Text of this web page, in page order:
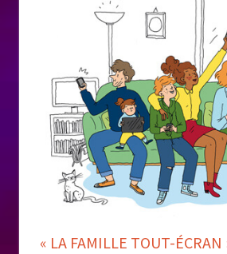
« LA FAMILLE TOUT-